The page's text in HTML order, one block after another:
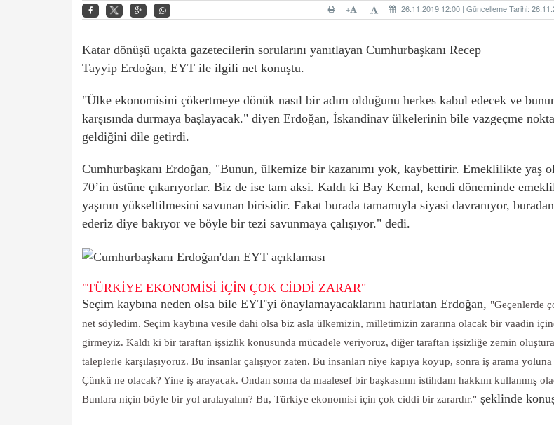
26.11.2019 12:00 | Güncelleme Tarihi:
-
+
Katar dönüşü uçakta gazetecilerin sorularını yanıtlayan Cumhurbaşkanı Recep
Tayyip Erdoğan, EYT ile ilgili net konuştu.
"Ülke ekonomisini çökertmeye dönük nasıl bir adım olduğunu herkes kabul edecek ve
karşısında durmaya başlayacak." diyen Erdoğan, İskandinav ülkelerinin bile vazgeçme
geldiğini dile getirdi.
Cumhurbaşkanı Erdoğan, "Bunun, ülkemize bir kazanımı yok, kaybettirir. Emeklilikte yaş
70’in üstüne çıkarıyorlar. Biz de ise tam aksi. Kaldı ki Bay Kemal, kendi döneminde
yaşının yükseltilmesini savunan birisidir. Fakat burada tamamıyla siyasi davranıyor,
ederiz diye bakıyor ve böyle bir tezi savunmaya çalışıyor." dedi.
"TÜRKİYE EKONOMİSİ İÇİN ÇOK CİDDİ ZARAR"
Seçim kaybına neden olsa bile EYT'yi önaylamayacaklarını hatırlatan Erdoğan, "Geçenlerde
net söyledim. Seçim kaybına vesile dahi olsa biz asla ülkemizin, milletimizin zararına olacak bir vaadin
girmeyiz. Kaldı ki bir taraftan işsizlik konusunda mücadele veriyoruz, diğer taraftan işsizliğe zemin
taleplerle karşılaşıyoruz. Bu insanlar çalışıyor zaten. Bu insanları niye kapıya koyup, sonra iş arama yoluna
Çünkü ne olacak? Yine iş arayacak. Ondan sonra da maalesef bir başkasının istihdam hakkını kullanmış
Bunlara niçin böyle bir yol aralayalım? Bu, Türkiye ekonomisi için çok ciddi bir zarardır." şeklinde